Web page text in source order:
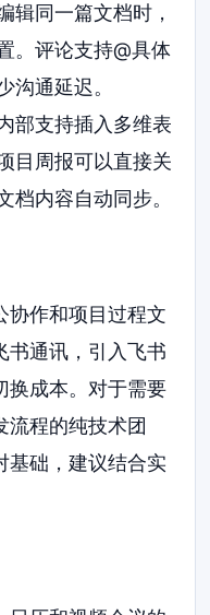
辑同一篇文档时，
。评论支持@具体
沟通延迟。
部支持插入多维表
目周报可以直接关
档内容自动同步。
协作和项目过程文
书通讯，引入飞书
换成本。对于需要
流程的纯技术团
基础，建议结合实